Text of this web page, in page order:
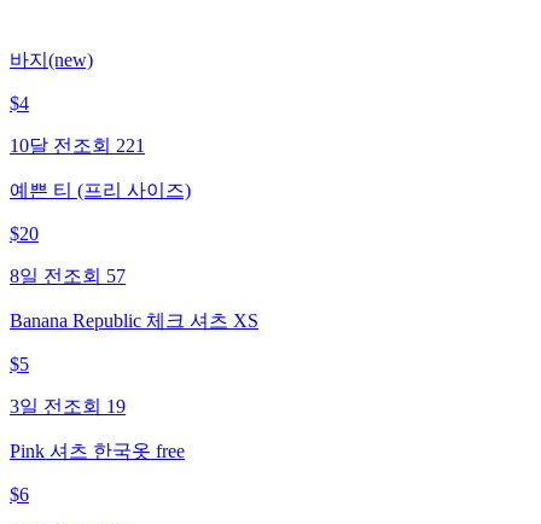
바지(new)
$4
10달 전 조회 221
예쁜 티 (프리 사이즈)
$20
8일 전 조회 57
Banana Republic 체크 셔츠 XS
$5
3일 전 조회 19
Pink 셔츠 한국옷 free
$6